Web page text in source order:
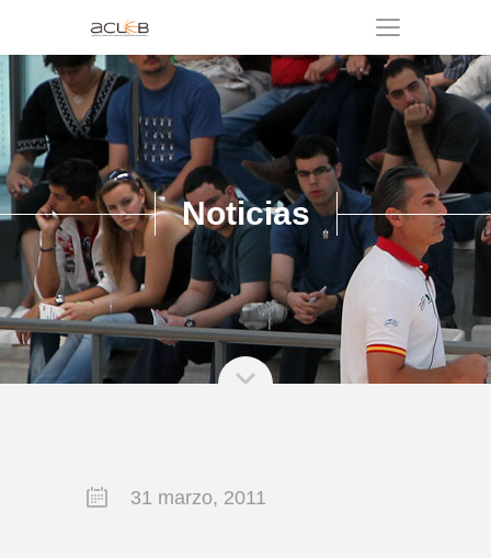
Noticias
31 marzo, 2011